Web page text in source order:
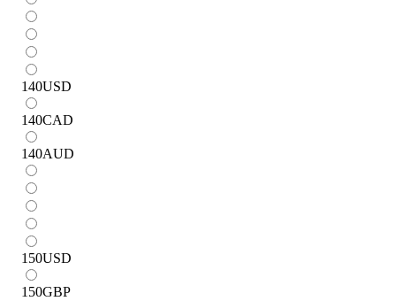
140USD
140CAD
140AUD
150USD
150GBP